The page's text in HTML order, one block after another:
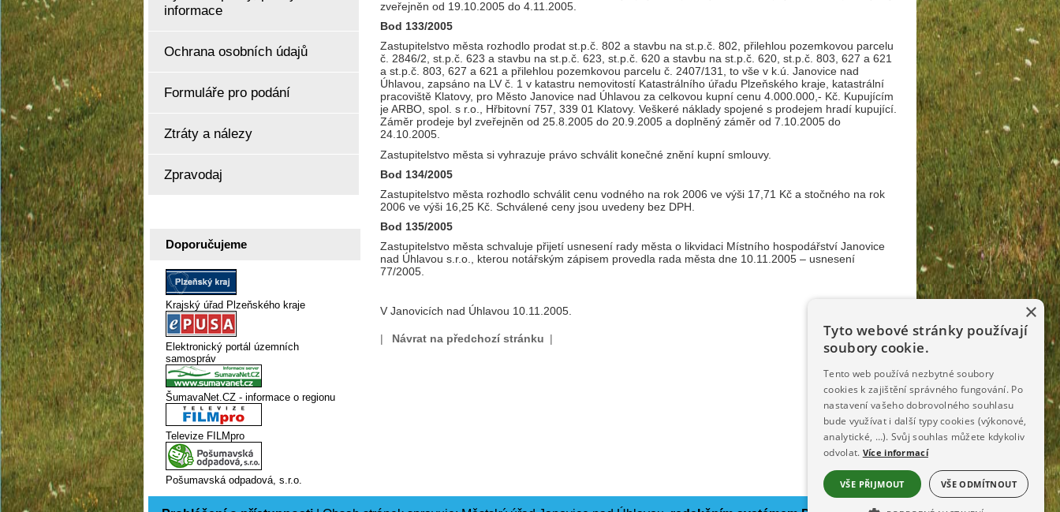
informace
Ochrana osobních údajů
Formuláře pro podání
Ztráty a nálezy
Zpravodaj
Doporučujeme
Krajský úřad Plzeňského kraje
Elektronický portál územních
samospráv
ŠumavaNet.CZ - informace o regionu
Televize FILMpro
Pošumavská odpadová, s.r.o.
zveřejněn od 19.10.2005 do 4.11.2005.
Bod 133/2005
Zastupitelstvo města rozhodlo prodat st.p.č. 802 a stavbu na st.p.č. 802, přilehlou pozemkovou parcelu
č. 2846/2, st.p.č. 623 a stavbu na st.p.č. 623, st.p.č. 620 a stavbu na st.p.č. 620, st.p.č. 803, 627 a 621
a st.p.č. 803, 627 a 621 a přilehlou pozemkovou parcelu č. 2407/131, to vše v k.ú. Janovice nad
Úhlavou, zapsáno na LV č. 1 v katastru nemovitostí Katastrálního úřadu Plzeňského kraje, katastrální
pracoviště Klatovy, pro Město Janovice nad Úhlavou za celkovou kupní cenu 4.000.000,- Kč. Kupujícím
je ARBO, spol. s r.o., Hřbitovní 757, 339 01 Klatovy. Veškeré náklady spojené s prodejem hradí kupující.
Záměr prodeje byl zveřejněn od 25.8.2005 do 20.9.2005 a doplněný záměr od 7.10.2005 do
24.10.2005.
Zastupitelstvo města si vyhrazuje právo schválit konečné znění kupní smlouvy.
Bod 134/2005
Zastupitelstvo města rozhodlo schválit cenu vodného na rok 2006 ve výši 17,71 Kč a stočného na rok
2006 ve výši 16,25 Kč. Schválené ceny jsou uvedeny bez DPH.
Bod 135/2005
Zastupitelstvo města schvaluje přijetí usnesení rady města o likvidaci Místního hospodářství Janovice
nad Úhlavou s.r.o., kterou notářským zápisem provedla rada města dne 10.11.2005 – usnesení
77/2005.
V Janovicích nad Úhlavou 10.11.2005.
| Návrat na předchozí stránku |
×
Tyto webové stránky používají
soubory cookie.
Tento web používá nezbytné soubory
cookies k zajištění správného fungování. Po
nastavení vašeho dobrovolného souhlasu
bude využívat i další typy cookies (výkonové,
analytické, …). Svůj souhlas můžete kdykoliv
odvolat. Více informací
VŠE PŘIJMOUT VŠE ODMÍTNOUT